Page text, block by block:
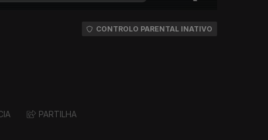
CONTROLO PARENTAL INATIVO
PARTILHA